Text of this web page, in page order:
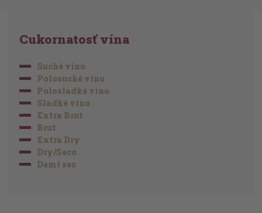
Cukornatosť vína
Suché víno
Polosuché víno
Polosladké víno
Sladké víno
Extra Brut
Brut
Extra Dry
Dry/Seco
Demi sec